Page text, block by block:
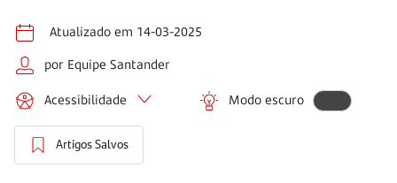
Atualizado em 14-03-2025
por Equipe Santander
Acessibilidade Modo escuro
Artigos Salvos